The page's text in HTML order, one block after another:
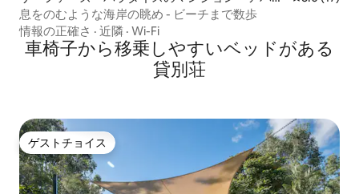
ト
息をのむような海岸の眺め - ビーチまで数歩
情報の正確さ · 近隣 · Wi-Fi
車椅子から移乗しやすいベッドがある
貸別荘
ゲストチョイス
ゲストチョイス